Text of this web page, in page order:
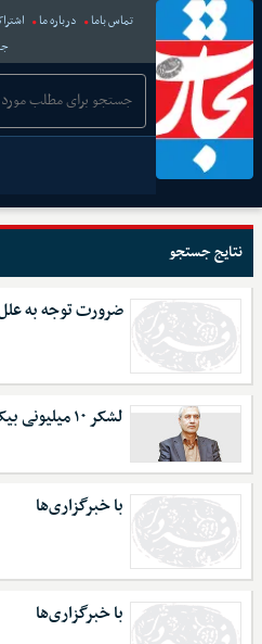
تماس باما درباره ما
نتایج جستجو
ضرورت توجه به
لشکر ۱۰ میلیونی بیکاران
با خبرگزاری‌ها
با خبرگزاری‌ها